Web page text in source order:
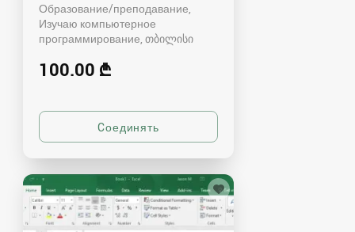
Образование/преподавание,
Изучаю компьютерное
программирование თბილისი
100.00 ₾